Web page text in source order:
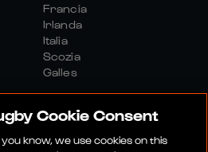
Francia
Irlanda
Italia
Scozia
Galles
Cookie Consent
know, we use cookies on this